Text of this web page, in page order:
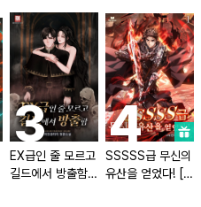
EX급인 줄 모르고
길드에서 방출함
SSSSS급 무신의
유산을 얻었다! [단